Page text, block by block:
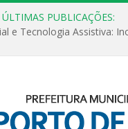
ÚLTIMAS PUBLICAÇÕES: